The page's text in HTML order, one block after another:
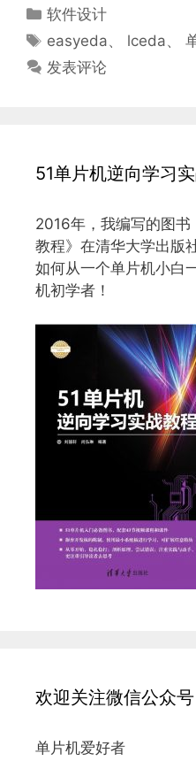
分
软件设计
标
签
easyeda、 lceda、
发表评论
51单片机逆向学习
2016年，我编写的图
教程》在清华大学出版
如何从一个单片机小白
机初学者！
欢迎关注微信公众号
单片机爱好者